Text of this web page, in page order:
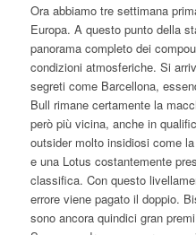
Ora abbiamo tre settimana
Europa. A questo punto della
panorama completo dei
condizioni atmosferiche. Si
segreti come Barcellona,
Bull rimane certamente la
però più vicina, anche in
outsider molto insidiosi come
e una Lotus costantemente
classifica. Con questo
errore viene pagato il doppio.
sono ancora quindici gran